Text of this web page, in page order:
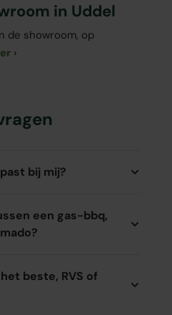
in Uddel
de showroom, op
bij mij?
een gas-bbq,
beste, RVS of